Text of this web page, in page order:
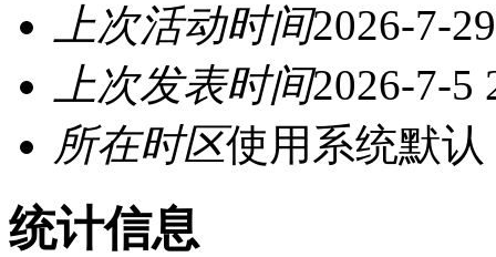
上次活动时间2026-7-
上次发表时间2026-7-5
所在时区使用系统默认
统计信息